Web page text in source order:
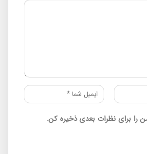
برای نظرات بعدی ذخیره کن.